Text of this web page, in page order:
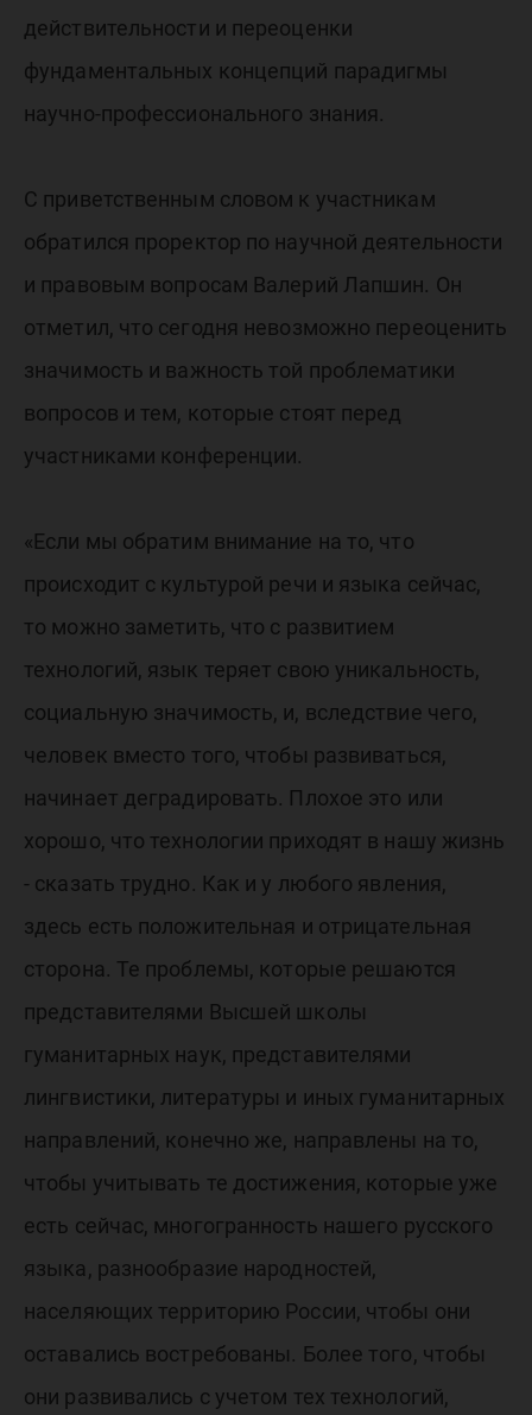
действительности и переоценки
фундаментальных концепций парадигмы
научно-профессионального знания.
С приветственным словом к участникам
обратился проректор по научной деятельности
и правовым вопросам Валерий Лапшин. Он
отметил, что сегодня невозможно переоценить
значимость и важность той проблематики
вопросов и тем, которые стоят перед
участниками конференции.
«Если мы обратим внимание на то, что
происходит с культурой речи и языка сейчас,
то можно заметить, что с развитием
технологий, язык теряет свою уникальность,
социальную значимость, и, вследствие чего,
человек вместо того, чтобы развиваться,
начинает деградировать. Плохое это или
хорошо, что технологии приходят в нашу жизнь
- сказать трудно. Как и у любого явления,
здесь есть положительная и отрицательная
сторона. Те проблемы, которые решаются
представителями Высшей школы
гуманитарных наук, представителями
лингвистики, литературы и иных гуманитарных
направлений, конечно же, направлены на то,
чтобы учитывать те достижения, которые уже
есть сейчас, многогранность нашего русского
языка, разнообразие народностей,
населяющих территорию России, чтобы они
оставались востребованы. Более того, чтобы
они развивались с учетом тех технологий,